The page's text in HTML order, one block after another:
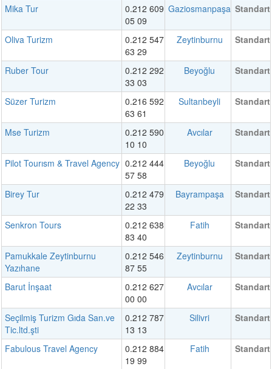
Mika Tur
0.212 609
05 09
Gaziosmanpaşa Standart
Oliva Turizm
0.212 547
63 29
Zeytinburnu Standart
Ruber Tour
0.212 292
33 03
Beyoğlu Standart
Süzer Turizm
0.216 592
63 61
Sultanbeyli Standart
Mse Turizm
0.212 590
10 10
Avcılar Standart
Pilot Tourısm & Travel Agency 0.212 444
57 58
Beyoğlu Standart
Birey Tur
0.212 479
22 33
Bayrampaşa Standart
Senkron Tours
0.212 638
83 40
Fatih Standart
Pamukkale Zeytinburnu
Yazıhane
0.212 546
87 55
Zeytinburnu Standart
Barut İnşaat
0.212 627
00 00
Avcılar Standart
Seçilmiş Turizm Gıda San.ve
Tic.ltd.şti
0.212 787
13 13
Silivri Standart
Fabulous Travel Agency
0.212 884
19 99
Fatih Standart